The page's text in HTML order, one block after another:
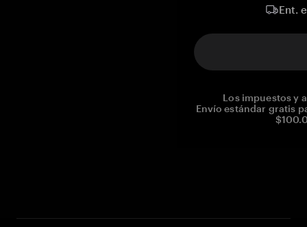
Ent.
Los impuestos y
Envío estándar gratis